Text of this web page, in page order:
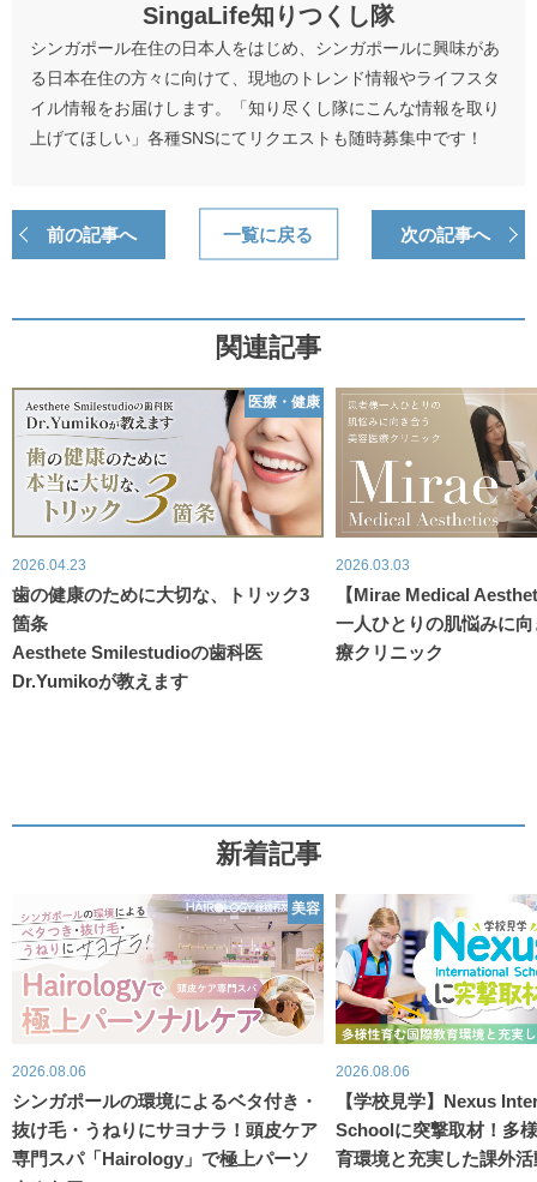
SingaLife知りつくし隊
シンガポール在住の日本人をはじめ、シンガポールに興味があ
る日本在住の方々に向けて、現地のトレンド情報やライフスタ
イル情報をお届けします。「知り尽くし隊にこんな情報を取り
上げてほしい」各種SNSにてリクエストも随時募集中です！
前の記事へ 次の記事へ
一覧に戻る
関連記事
医療・健康
2026.04.23
歯の健康のために大切な、トリック3
箇条
Aesthete Smilestudioの歯科医
Dr.Yumikoが教えます
2026.03.03
【Mirae Medical
一人ひとりの肌悩みに
療クリニック
新着記事
美容
2026.08.06
シンガポールの環境によるベタ付き・
抜け毛・うねりにサヨナラ！頭皮ケア
専門スパ「Hairology」で極上パーソ
2026.08.06
【学校見学】Nexus
Schoolに突撃取材！多
育環境と充実した課外